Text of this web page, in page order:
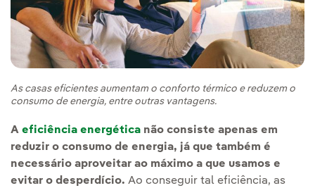
As casas eficientes aumentam o conforto térmico e reduzem o
consumo de energia, entre outras vantagens.
A eficiência energética não consiste apenas em
reduzir o consumo de energia, já que também é
necessário aproveitar ao máximo a que usamos e
evitar o desperdício. Ao conseguir tal eficiência, as